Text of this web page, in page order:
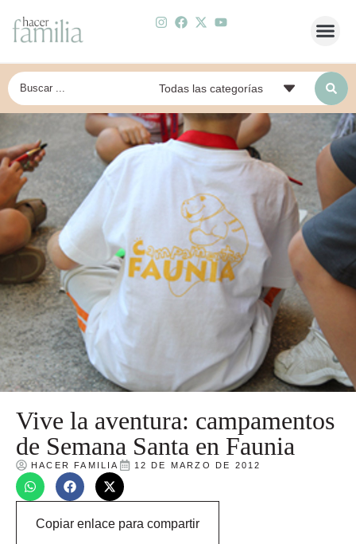
Vive la aventura: campamentos
de Semana Santa en Faunia
HACER FAMILIA 12 DE MARZO DE 2012
Copiar enlace para compartir